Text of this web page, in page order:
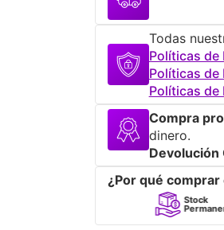
Todas
Políticas de
Políticas de
Políticas de
Compra
dinero.
Devolución
¿Por qué comprar
Stock
Permanente